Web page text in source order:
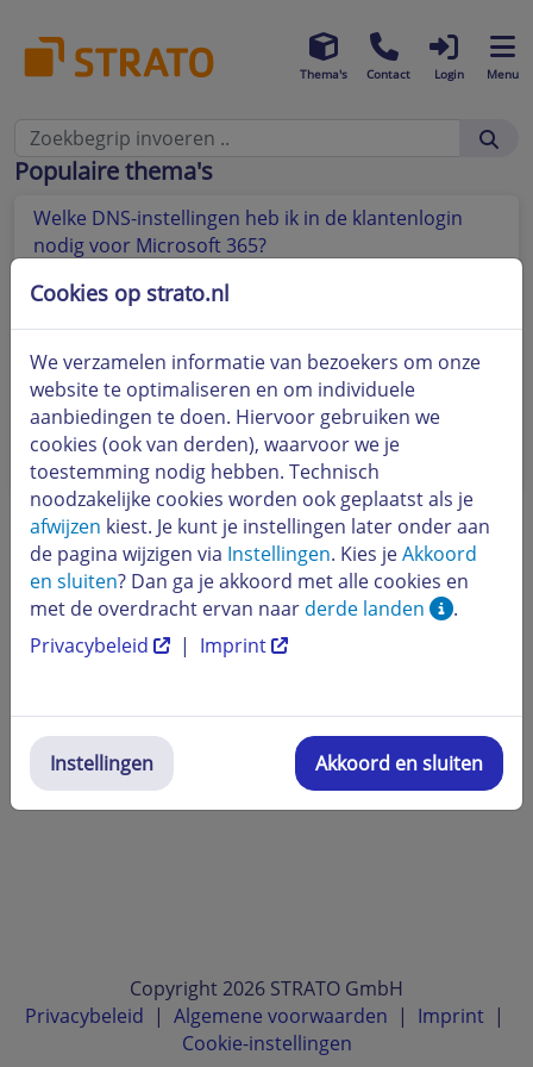
Thema's Contact Login Menu
Populaire thema's
Welke DNS-instellingen heb ik in de klantenlogin
nodig voor Microsoft 365?
Heb ik een internetverbinding nodig om Microsoft
Is Microsoft 365 gekoppeld aan mijn pc en kan ik het
maar één keer installeren?
Wat is Microsoft 365 en wat is het verschil met
Microsoft Office?
Copyright 2026 STRATO GmbH
Privacybeleid | Algemene voorwaarden | Imprint |
Cookie-instellingen
Cookies op strato.nl
We verzamelen informatie van bezoekers om onze
website te optimaliseren en om individuele
aanbiedingen te doen. Hiervoor gebruiken we
cookies (ook van derden), waarvoor we je
toestemming nodig hebben. Technisch
noodzakelijke cookies worden ook geplaatst als je
afwijzen kiest. Je kunt je instellingen later onder aan
de pagina wijzigen via Instellingen. Kies jeAkkoord
en sluiten? Dan ga je akkoord met alle cookies en
met de overdracht ervan naar derde landen
.
Privacybeleid
| Imprint
Instellingen Akkoord en sluiten